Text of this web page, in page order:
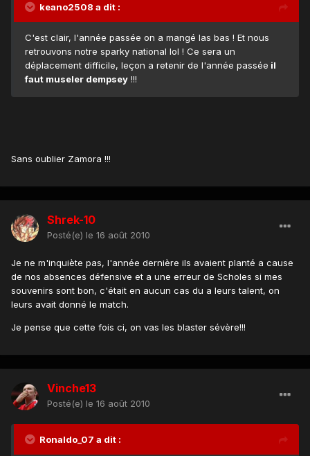
keano2508 a dit :
C'est clair, l'année passée on a mangé las bas ! Et nous
retrouvons notre sparky national lol ! Ce sera un
déplacement difficile, leçon a retenir de l'année passée il
faut museler dempsey !!!
Sans oublier Zamora !!!
Shrek-10
Posté(e) le 16 août 2010
Je ne m'inquiète pas, l'année dernière ils avaient planté a cause
de nos absences défensive et a une erreur de Scholes si mes
souvenirs sont bon, c'était en aucun cas du a leurs talent, on
leurs avait donné le match.
Je pense que cette fois ci, on vas les blaster sévère!!!
Vinche13
Posté(e) le 16 août 2010
Ronaldo_07 a dit :